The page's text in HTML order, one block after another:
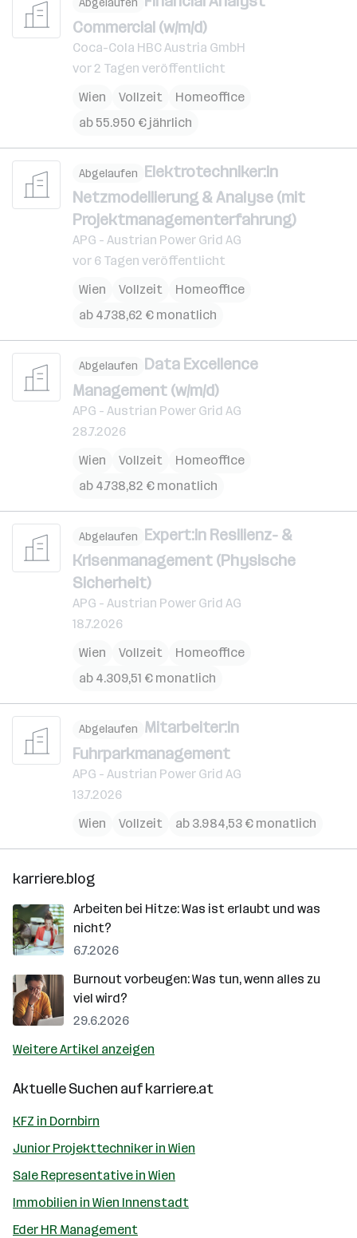
Abgelaufen
Commercial (w/m/d)
Coca-Cola HBC Austria GmbH
vor 2 Tagen veröffentlicht
Wien
Vollzeit
Homeoffice
ab 55.950 € jährlich
Abgelaufen Elektrotechniker:in
Netzmodellierung & Analyse (mit
Projektmanagementerfahrung)
APG - Austrian Power Grid AG
vor 6 Tagen veröffentlicht
Wien
Vollzeit
Homeoffice
ab 4.738,62 € monatlich
Abgelaufen Data Excellence
Management (w/m/d)
APG - Austrian Power Grid AG
28.7.2026
Wien
Vollzeit
Homeoffice
ab 4.738,82 € monatlich
Abgelaufen Expert:in Resilienz- &
Krisenmanagement (Physische
Sicherheit)
APG - Austrian Power Grid AG
18.7.2026
Wien
Vollzeit
Homeoffice
ab 4.309,51 € monatlich
Abgelaufen Mitarbeiter:in
Fuhrparkmanagement
APG - Austrian Power Grid AG
13.7.2026
Wien
Vollzeit ab 3.984,53 € monatlich
karriere.blog
Arbeiten bei Hitze: Was ist erlaubt und was
nicht?
6.7.2026
Burnout vorbeugen: Was tun, wenn alles zu
viel wird?
29.6.2026
Weitere Artikel anzeigen
Aktuelle Suchen aufkarriere.at
KFZ in Dornbirn
Junior Projekttechniker in Wien
Sale Representative in Wien
Immobilien in Wien Innenstadt
Eder HR Management